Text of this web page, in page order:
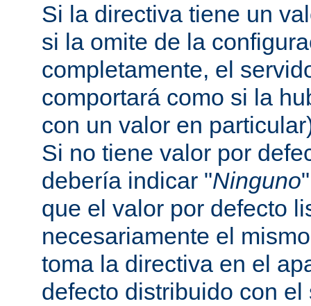
Si la directiva tiene un
si la omite de la
completamente, el
comportará como si la
con un valor en
Si no tiene valor por
debería indicar "Ninguno
que el valor por defecto
necesariamente el
toma la directiva en el
defecto distribuido con el